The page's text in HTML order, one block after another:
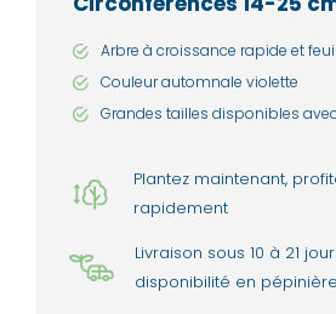
Arbre à croissance rapide et
Couleur automnale violette
Grandes tailles disponibles
Plantez maintenant,
rapidement
Livraison sous 10 à 21
disponibilité en pépinière